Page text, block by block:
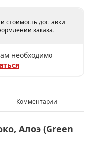
стоимость доставки
заказа.
необходимо
Комментарии
Алоэ (Green